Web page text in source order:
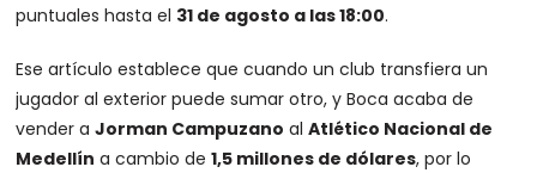
puntuales hasta el 31 de agosto a las 18:00.
Ese artículo establece que cuando un club transfiera un
jugador al exterior puede sumar otro, y Boca acaba de
vender aJorman Campuzano alAtlético Nacional de
Medellín a cambio de1,5 millones de dólares, por lo